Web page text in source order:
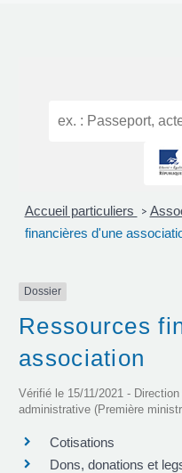
Accueil particuliers >
financières d'une
Dossier
Ressources
association
Vérifié le 15/11/2021 -
administrative (Première
Cotisations
Dons, donations et